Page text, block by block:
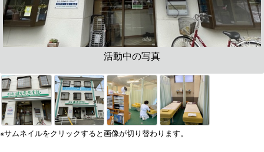
活動中の写真
※サムネイルをクリックすると画像が切り替わります。